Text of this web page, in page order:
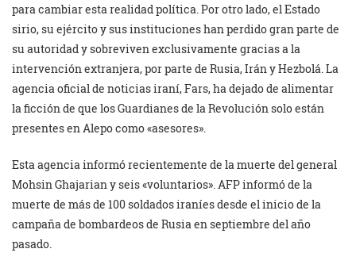
para cambiar esta realidad política. Por otro lado, el Estado
sirio, su ejército y sus instituciones han perdido gran parte de
su autoridad y sobreviven exclusivamente gracias a la
intervención extranjera, por parte de Rusia, Irán y Hezbolá. La
agencia oficial de noticias iraní, Fars, ha dejado de alimentar
la ficción de que los Guardianes de la Revolución solo están
presentes en Alepo como «asesores».
Esta agencia informó recientemente de la muerte del general
Mohsin Ghajarian y seis «voluntarios». AFP informó de la
muerte de más de 100 soldados iraníes desde el inicio de la
campaña de bombardeos de Rusia en septiembre del año
pasado.